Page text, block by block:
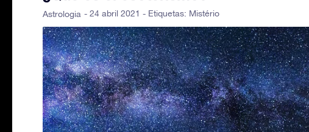
Astrologia - 24 abril 2021 - Etiquetas: Mistério